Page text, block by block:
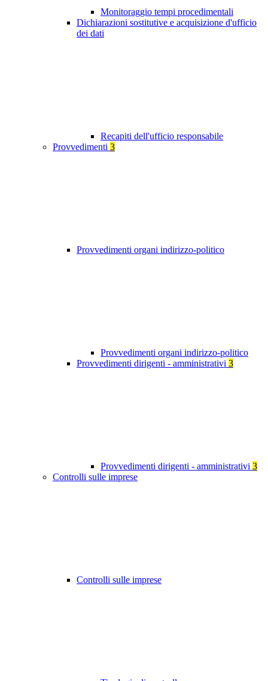
Monitoraggio tempi procedimentali
Dichiarazioni sostitutive e acquisizione d'ufficio
dei dati
Recapiti dell'ufficio responsabile
Provvedimenti 3
Provvedimenti organi indirizzo-politico
Provvedimenti organi indirizzo-politico
Provvedimenti dirigenti - amministrativi 3
Provvedimenti dirigenti - amministrativi 3
Controlli sulle imprese
Controlli sulle imprese